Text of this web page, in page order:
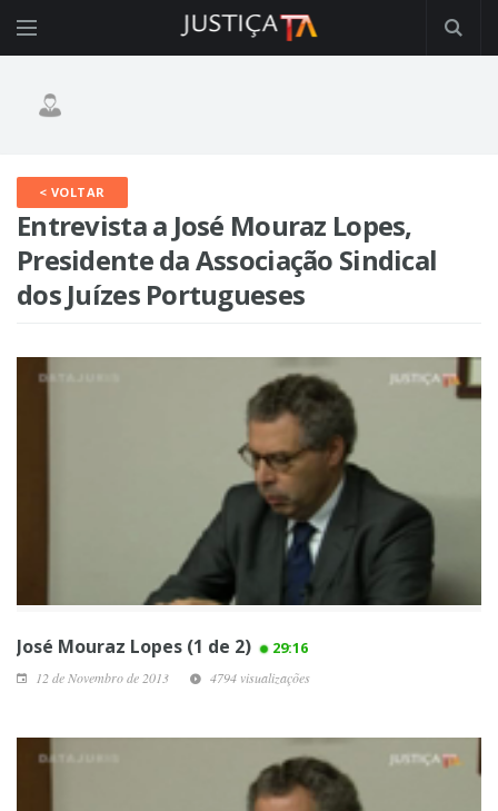
< VOLTAR
Entrevista a José Mouraz Lopes,
Presidente da Associação Sindical
dos Juízes Portugueses
José Mouraz Lopes (1 de 2) 29:16
12 de Novembro de 2013 4794 visualizações